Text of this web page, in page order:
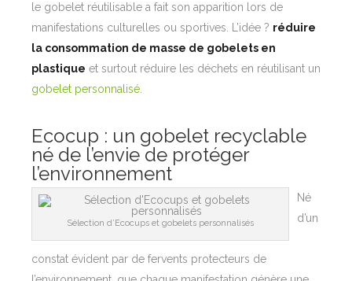
le gobelet réutilisable a fait son apparition lors de
manifestations culturelles ou sportives. L’idée ? réduire
la consommation de masse de gobelets en
plastique et surtout réduire les déchets en réutilisant un
gobelet personnalisé
Ecocup : un gobelet recyclable
né de l’envie de protéger
l’environnement
Sélection d’Ecocups et gobelets personnalisés
Né
d’un
constat évident par de fervents protecteurs de